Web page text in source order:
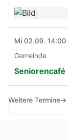
Mi 02.09. 14:00
Gemeinde
Seniorencafé
Weitere Termine→